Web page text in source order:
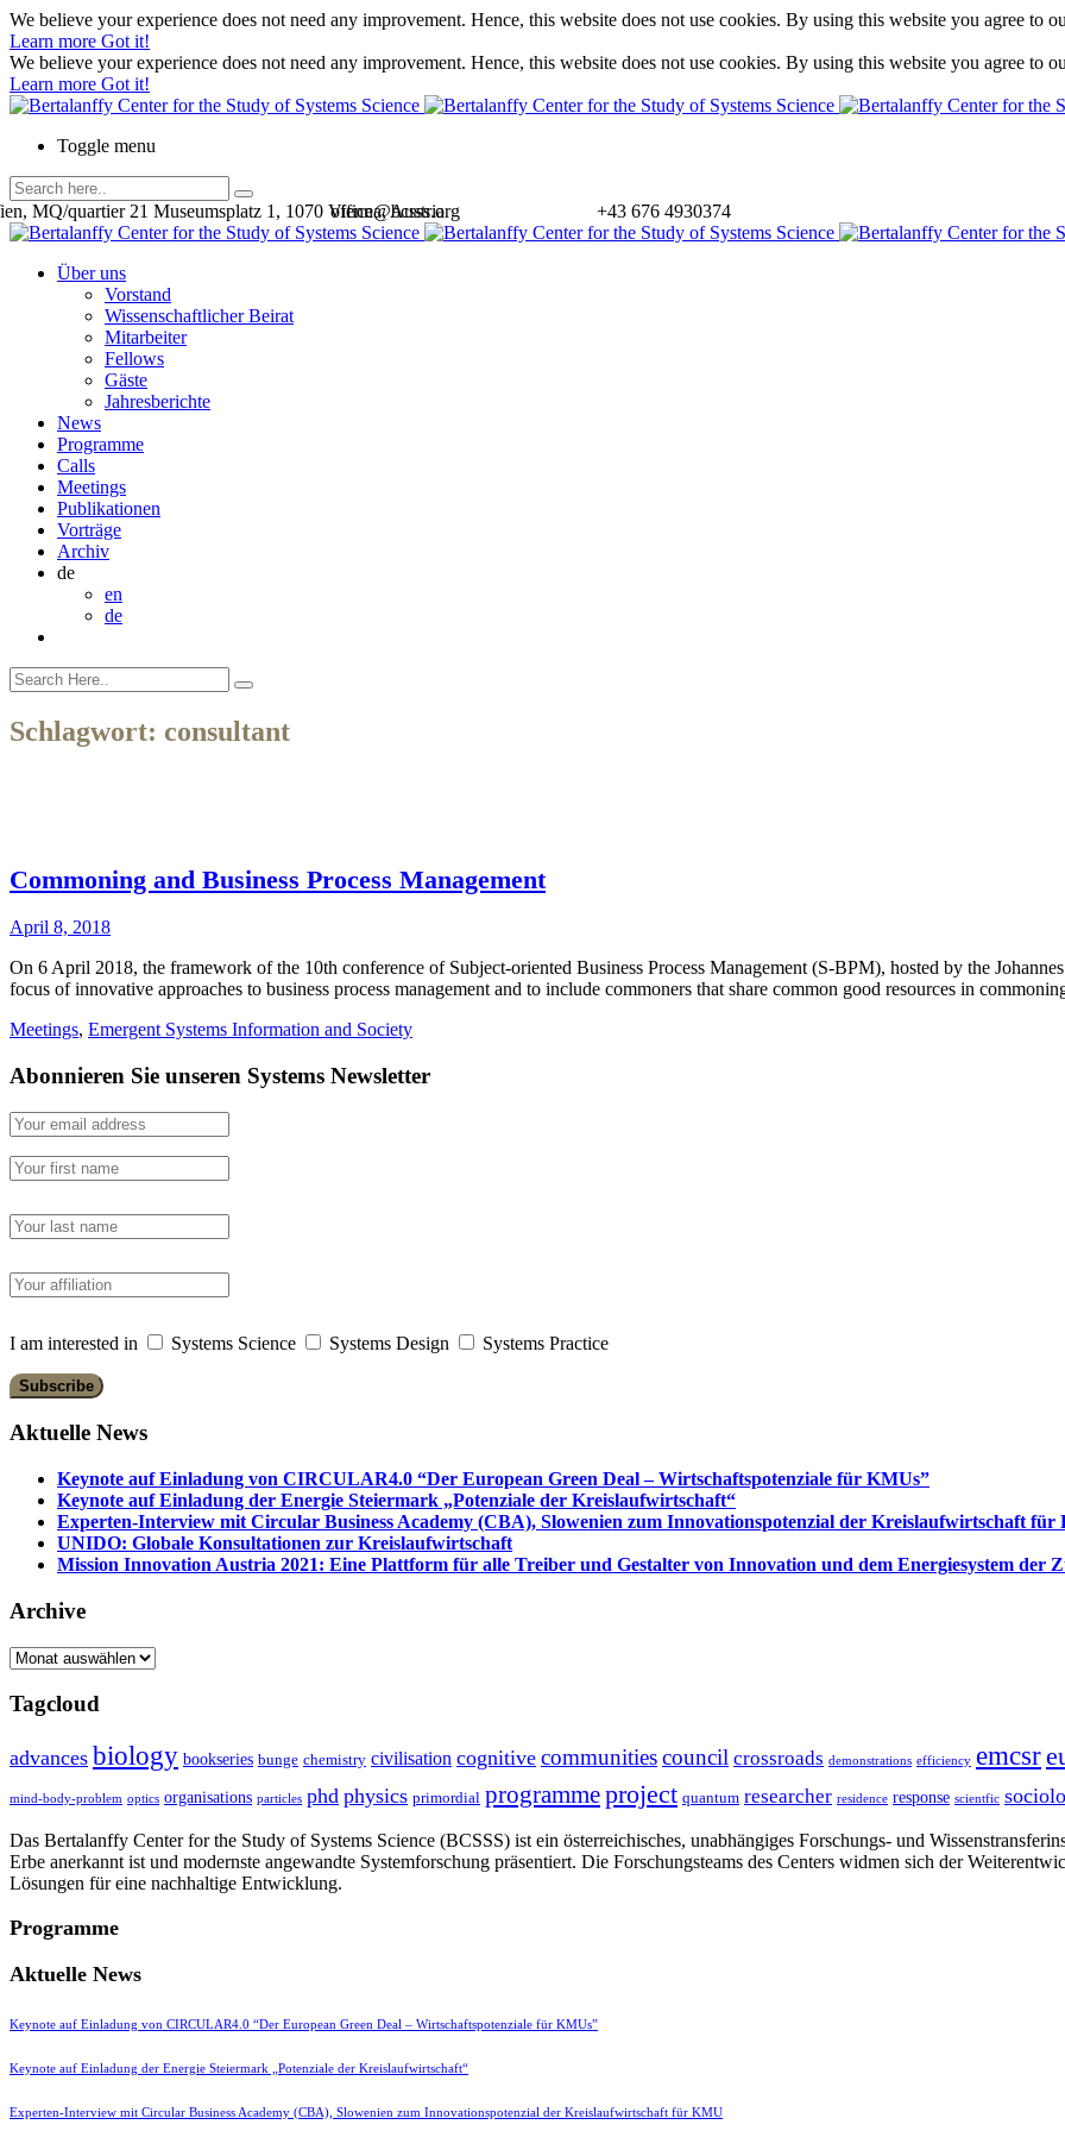
We believe your experience does not need any improvement. Hence, this website does not use cookies. By using this website you agree to
Learn more Got it!
We believe your experience does not need any improvement. Hence, this website does not use cookies. By using this website you agree to
Learn more Got it!
Toggle menu
+43 676 4930374
office@bcsss.org
MQ/quartier 21 Museumsplatz 1, 1070 Vienna, Austria
Über uns
Vorstand
Wissenschaftlicher Beirat
Mitarbeiter
Fellows
Gäste
Jahresberichte
News
Programme
Calls
Meetings
Publikationen
Vorträge
Archiv
de
en
de
Schlagwort: consultant
Commoning and Business Process Management
April 8, 2018
On 6 April 2018, the framework of the 10th conference of Subject-oriented Business Process Management (S-BPM), hosted by the
focus of innovative approaches to business process management and to include commoners that share common good resources in
Meetings, Emergent Systems Information and Society
Abonnieren Sie unseren Systems Newsletter
I am interested in Systems Science Systems Design Systems Practice
Aktuelle News
Keynote auf Einladung von CIRCULAR4.0 “Der European Green Deal – Wirtschaftspotenziale für KMUs”
Keynote auf Einladung der Energie Steiermark „Potenziale der Kreislaufwirtschaft“
Experten-Interview mit Circular Business Academy (CBA), Slowenien zum Innovationspotenzial der Kreislaufwirtschaft für
UNIDO: Globale Konsultationen zur Kreislaufwirtschaft
Mission Innovation Austria 2021: Eine Plattform für alle Treiber und Gestalter von Innovation und dem Energiesystem der
Archive
Archive
Tagcloud
advances biology bookseries bunge chemistry civilisation cognitive communitiescouncil crossroads demonstrations efficiency emcsr
mind-body-problem optics organisations particles phd physics primordial programmeproject quantum researcher residence response scientfic
Das Bertalanffy Center for the Study of Systems Science (BCSSS) ist ein österreichisches, unabhängiges Forschungs- und
Erbe anerkannt ist und modernste angewandte Systemforschung präsentiert. Die Forschungsteams des Centers widmen sich der
Lösungen für eine nachhaltige Entwicklung.
Programme
Aktuelle News
Keynote auf Einladung von CIRCULAR4.0 “Der European Green Deal – Wirtschaftspotenziale für KMUs”
Keynote auf Einladung der Energie Steiermark „Potenziale der Kreislaufwirtschaft“
Experten-Interview mit Circular Business Academy (CBA), Slowenien zum Innovationspotenzial der Kreislaufwirtschaft für KMU